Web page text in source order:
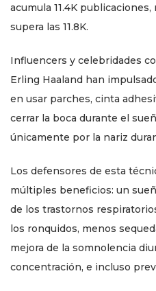
acumula 11.4K
supera las 11.8K.
Influencers y celebridades
Erling Haaland han
en usar parches, cinta
cerrar la boca durante el
únicamente por la nariz
Los defensores de esta
múltiples beneficios: un
de los trastornos
los ronquidos, menos
mejora de la somnolencia
concentración, e incluso